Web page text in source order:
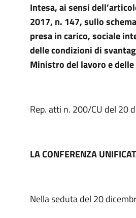
Intesa, ai sensi
2017, n. 147, sullo
presa in carico, sociale
delle condizioni di
Ministro del lavoro e
Rep. atti n. 200/CU del 20
LA CONFERENZA
Nella seduta del 20